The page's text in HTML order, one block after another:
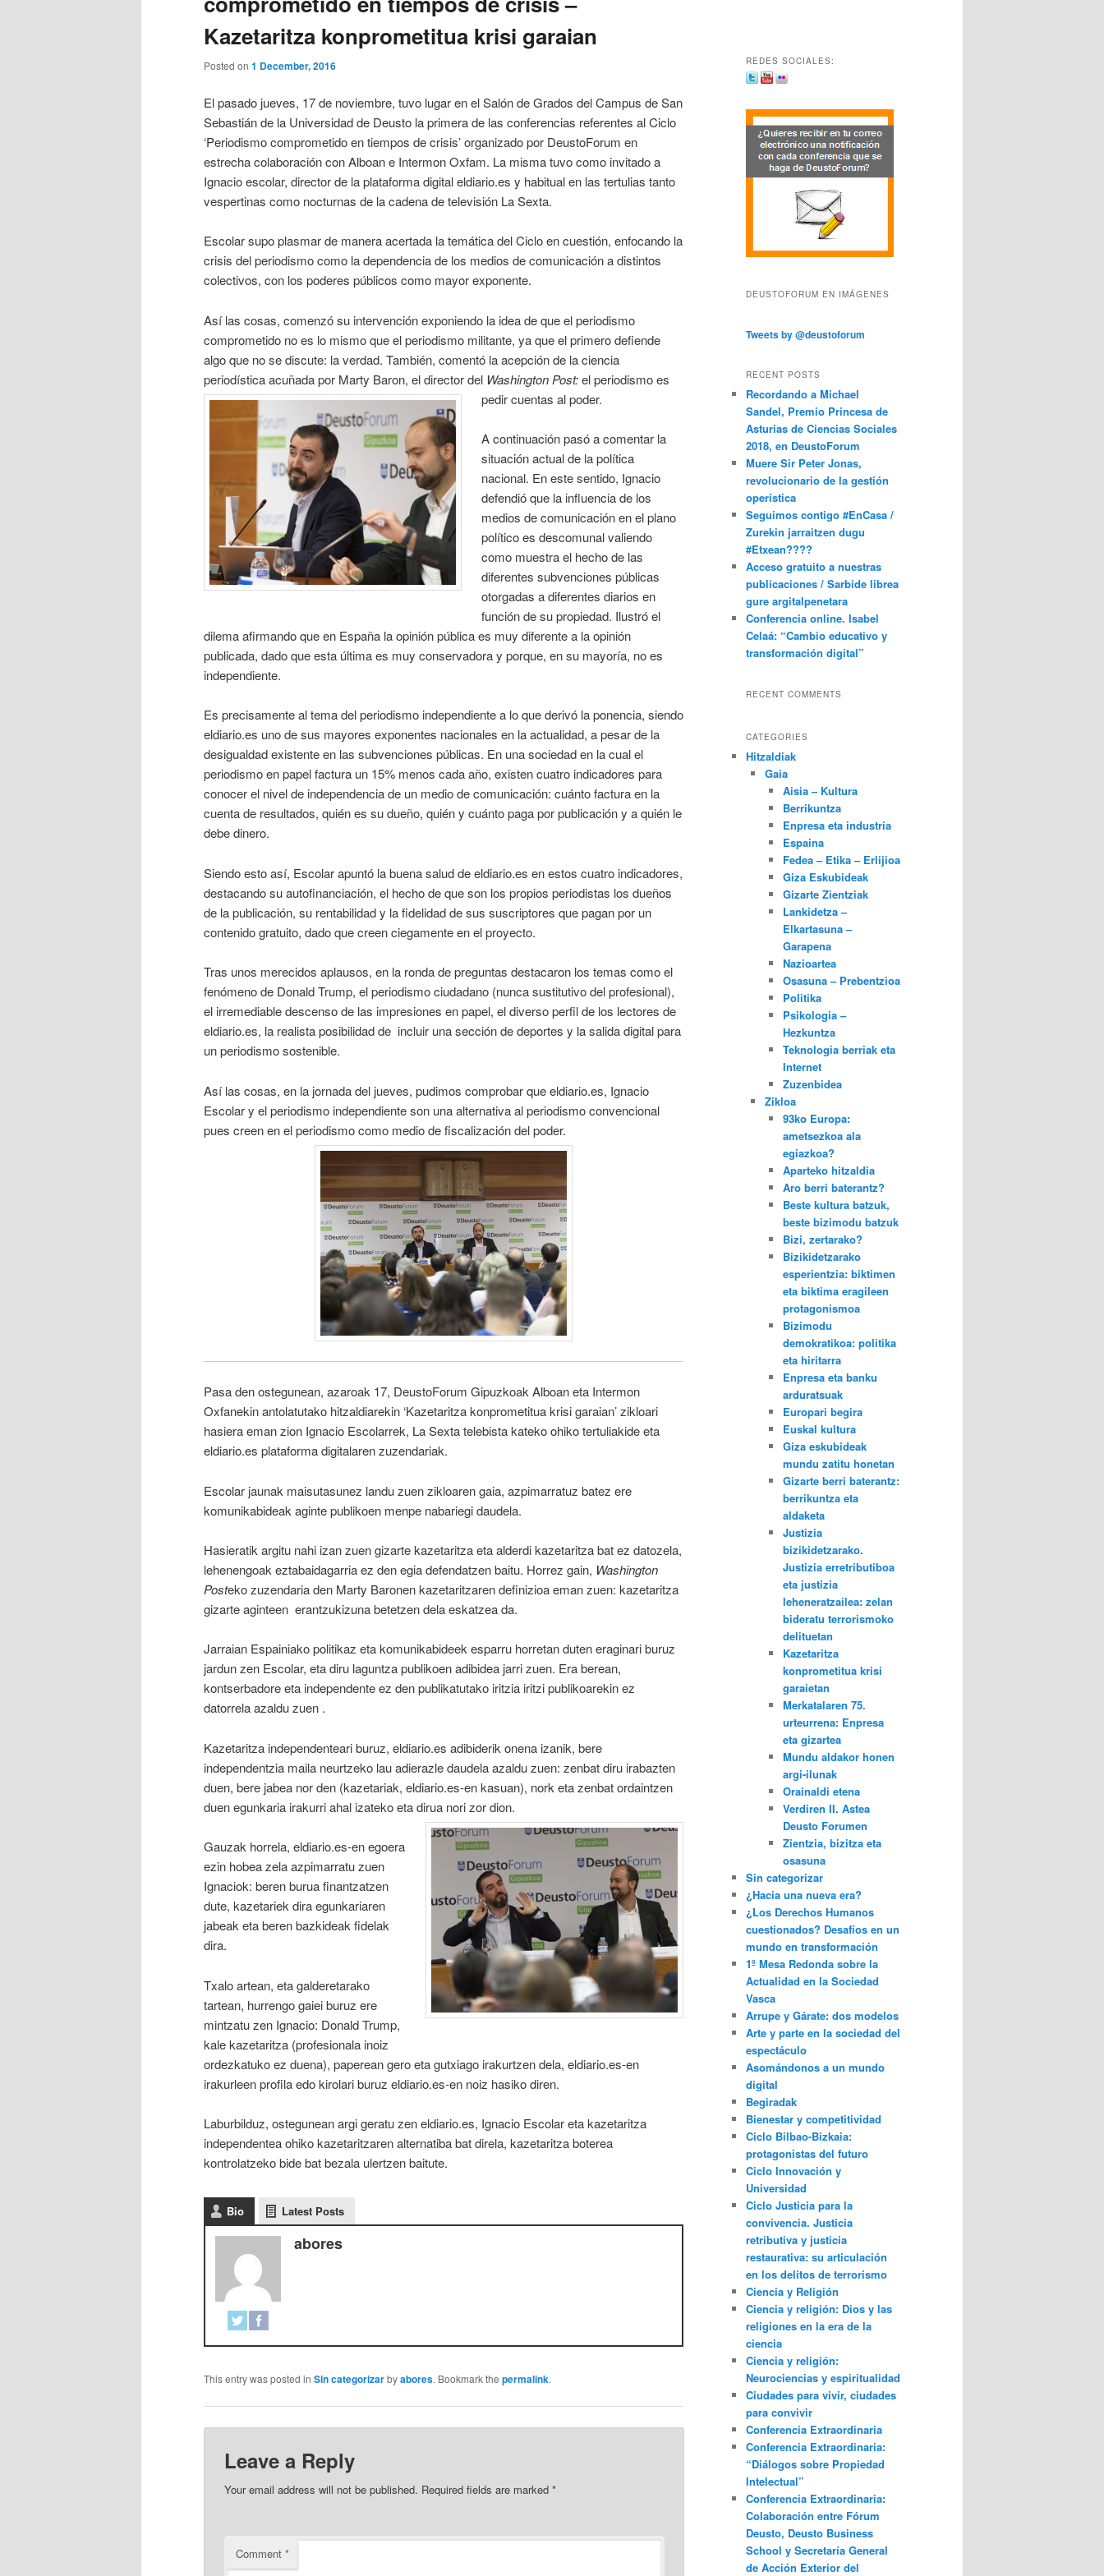
Kazetaritza konprometitua krisi garaian
Posted on 1 December, 2016
El pasado jueves, 17 de noviembre, tuvo lugar en el Salón de Grados del Campus de San
Sebastián de la Universidad de Deusto la primera de las conferencias referentes al Ciclo
‘Periodismo comprometido en tiempos de crisis’ organizado por DeustoForum en
estrecha colaboración con Alboan e Intermon Oxfam. La misma tuvo como invitado a
Ignacio escolar, director de la plataforma digital eldiario.es y habitual en las tertulias tanto
vespertinas como nocturnas de la cadena de televisión La Sexta.
Escolar supo plasmar de manera acertada la temática del Ciclo en cuestión, enfocando la
crisis del periodismo como la dependencia de los medios de comunicación a distintos
colectivos, con los poderes públicos como mayor exponente.
Así las cosas, comenzó su intervención exponiendo la idea de que el periodismo
comprometido no es lo mismo que el periodismo militante, ya que el primero defiende
algo que no se discute: la verdad. También, comentó la acepción de la ciencia
periodística acuñada por Marty Baron, el director del Washington Post:el periodismo es
pedir cuentas al poder.
A continuación pasó a comentar la
situación actual de la política
nacional. En este sentido, Ignacio
defendió que la influencia de los
medios de comunicación en el plano
político es descomunal valiendo
como muestra el hecho de las
diferentes subvenciones públicas
otorgadas a diferentes diarios en
función de su propiedad. Ilustró el
dilema afirmando que en España la opinión pública es muy diferente a la opinión
publicada, dado que esta última es muy conservadora y porque, en su mayoría, no es
independiente.
Es precisamente al tema del periodismo independiente a lo que derivó la ponencia, siendo
eldiario.es uno de sus mayores exponentes nacionales en la actualidad, a pesar de la
desigualdad existente en las subvenciones públicas. En una sociedad en la cual el
periodismo en papel factura un 15% menos cada año, existen cuatro indicadores para
conocer el nivel de independencia de un medio de comunicación: cuánto factura en la
cuenta de resultados, quién es su dueño, quién y cuánto paga por publicación y a quién le
debe dinero.
Siendo esto así, Escolar apuntó la buena salud de eldiario.es en estos cuatro indicadores,
destacando su autofinanciación, el hecho de que son los propios periodistas los dueños
de la publicación, su rentabilidad y la fidelidad de sus suscriptores que pagan por un
contenido gratuito, dado que creen ciegamente en el proyecto.
Tras unos merecidos aplausos, en la ronda de preguntas destacaron los temas como el
fenómeno de Donald Trump, el periodismo ciudadano (nunca sustitutivo del profesional),
el irremediable descenso de las impresiones en papel, el diverso perfil de los lectores de
eldiario.es, la realista posibilidad de incluir una sección de deportes y la salida digital para
un periodismo sostenible.
Así las cosas, en la jornada del jueves, pudimos comprobar que eldiario.es, Ignacio
Escolar y el periodismo independiente son una alternativa al periodismo convencional
pues creen en el periodismo como medio de fiscalización del poder.
Pasa den ostegunean, azaroak 17, DeustoForum Gipuzkoak Alboan eta Intermon
Oxfanekin antolatutako hitzaldiarekin ‘Kazetaritza konprometitua krisi garaian’ zikloari
hasiera eman zion Ignacio Escolarrek, La Sexta telebista kateko ohiko tertuliakide eta
eldiario.es plataforma digitalaren zuzendariak.
Escolar jaunak maisutasunez landu zuen zikloaren gaia, azpimarratuz batez ere
komunikabideak aginte publikoen menpe nabariegi daudela.
Hasieratik argitu nahi izan zuen gizarte kazetaritza eta alderdi kazetaritza bat ez datozela,
lehenengoak eztabaidagarria ez den egia defendatzen baitu. Horrez gain, Washington
Posteko zuzendaria den Marty Baronen kazetaritzaren definizioa eman zuen: kazetaritza
gizarte aginteen erantzukizuna betetzen dela eskatzea da.
Jarraian Espainiako politikaz eta komunikabideek esparru horretan duten eraginari buruz
jardun zen Escolar, eta diru laguntza publikoen adibidea jarri zuen. Era berean,
kontserbadore eta independente ez den publikatutako iritzia iritzi publikoarekin ez
datorrela azaldu zuen .
Kazetaritza independenteari buruz, eldiario.es adibiderik onena izanik, bere
independentzia maila neurtzeko lau adierazle daudela azaldu zuen: zenbat diru irabazten
duen, bere jabea nor den (kazetariak, eldiario.es-en kasuan), nork eta zenbat ordaintzen
duen egunkaria irakurri ahal izateko eta dirua nori zor dion.
Gauzak horrela, eldiario.es-en egoera
ezin hobea zela azpimarratu zuen
Ignaciok: beren burua finantzatzen
dute, kazetariek dira egunkariaren
jabeak eta beren bazkideak fidelak
dira.
Txalo artean, eta galderetarako
tartean, hurrengo gaiei buruz ere
mintzatu zen Ignacio: Donald Trump,
kale kazetaritza (profesionala inoiz
ordezkatuko ez duena), paperean gero eta gutxiago irakurtzen dela, eldiario.es-en
irakurleen profila edo kirolari buruz eldiario.es-en noiz hasiko diren.
Laburbilduz, ostegunean argi geratu zen eldiario.es, Ignacio Escolar eta kazetaritza
independentea ohiko kazetaritzaren alternatiba bat direla, kazetaritza boterea
kontrolatzeko bide bat bezala ulertzen baitute.
Bio Latest Posts
abores
This entry was posted in Sin categorizarbyabores. Bookmark the permalink.
Leave a Reply
Your email address will not be published. Required fields are marked*
Comment*
REDES SOCIALES:
DEUSTOFORUM EN IMÁGENES
Tweets by @deustoforum
RECENT POSTS
Recordando a Michael
Sandel, Premio Princesa de
Asturias de Ciencias Sociales
2018, en DeustoForum
Muere Sir Peter Jonas,
revolucionario de la gestión
operística
Seguimos contigo #EnCasa /
Zurekin jarraitzen dugu
#Etxean????
Acceso gratuito a nuestras
publicaciones / Sarbide librea
gure argitalpenetara
Conferencia online. Isabel
Celaá: “Cambio educativo y
transformación digital”
RECENT COMMENTS
CATEGORIES
Hitzaldiak
Gaia
Aisia – Kultura
Berrikuntza
Enpresa eta industria
Espaina
Fedea – Etika – Erlijioa
Giza Eskubideak
Gizarte Zientziak
Lankidetza –
Elkartasuna –
Garapena
Nazioartea
Osasuna – Prebentzioa
Politika
Psikologia –
Hezkuntza
Teknologia berriak eta
Internet
Zuzenbidea
Zikloa
93ko Europa:
ametsezkoa ala
egiazkoa?
Aparteko hitzaldia
Aro berri baterantz?
Beste kultura batzuk,
beste bizimodu batzuk
Bizi, zertarako?
Bizikidetzarako
esperientzia: biktimen
eta biktima eragileen
protagonismoa
Bizimodu
demokratikoa: politika
eta hiritarra
Enpresa eta banku
arduratsuak
Europari begira
Euskal kultura
Giza eskubideak
mundu zatitu honetan
Gizarte berri baterantz:
berrikuntza eta
aldaketa
Justizia
bizikidetzarako.
Justizia erretributiboa
eta justizia
leheneratzailea: zelan
bideratu terrorismoko
delituetan
Kazetaritza
konprometitua krisi
garaietan
Merkatalaren 75.
urteurrena: Enpresa
eta gizartea
Mundu aldakor honen
argi-ilunak
Orainaldi etena
Verdiren II. Astea
Deusto Forumen
Zientzia, bizitza eta
osasuna
Sin categorizar
¿Hacia una nueva era?
¿Los Derechos Humanos
cuestionados? Desafíos en un
mundo en transformación
1º Mesa Redonda sobre la
Actualidad en la Sociedad
Vasca
Arrupe y Gárate: dos modelos
Arte y parte en la sociedad del
espectáculo
Asomándonos a un mundo
digital
Begiradak
Bienestar y competitividad
Ciclo Bilbao-Bizkaia:
protagonistas del futuro
Ciclo Innovación y
Universidad
Ciclo Justicia para la
convivencia. Justicia
retributiva y justicia
restaurativa: su articulación
en los delitos de terrorismo
Ciencia y Religión
Ciencia y religión: Dios y las
religiones en la era de la
ciencia
Ciencia y religión:
Neurociencias y espiritualidad
Ciudades para vivir, ciudades
para convivir
Conferencia Extraordinaria
Conferencia Extraordinaria:
“Diálogos sobre Propiedad
Intelectual”
Conferencia Extraordinaria:
Colaboración entre Fórum
Deusto, Deusto Business
School y Secretaría General
de Acción Exterior del